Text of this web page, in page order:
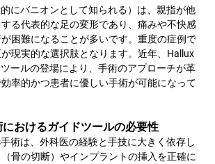
にバニオンとして知られる）は、親指が他
る代表的な足の変形であり、痛みや不快感
困難になることが多いです。重度の症例で
現実的な選択肢となります。近年、Hallux
ールの登場により、手術のアプローチが革
率的かつ患者に優しい手術が可能になって
おけるガイドツールの必要性
術は、外科医の経験と手技に大きく依存し
骨の切断）やインプラントの挿入を正確に